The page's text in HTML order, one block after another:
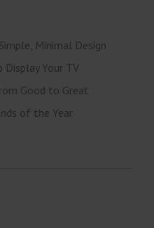
Minimal Design
Display Your TV
Good to Great
of the Year